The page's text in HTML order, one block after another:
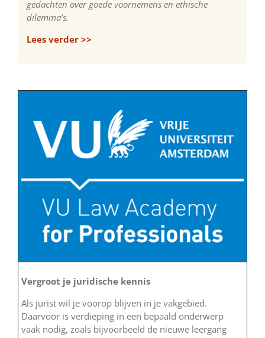
gedachten over goede voornemens en ethische
dilemma’s.
Lees verder >>
Vergroot je juridische kennis
Als jurist wil je voorop blijven in je vakgebied.
Daarvoor is verdieping in een bepaald onderwerp
vaak nodig, zoals bijvoorbeeld de nieuwe leergang